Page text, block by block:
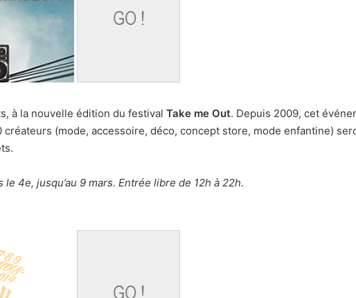
à la nouvelle édition du festival Take me Out. Depuis 2009, cet
(mode, accessoire, déco, concept store, mode enfantine)
4e, jusqu’au 9 mars. Entrée libre de 12h à 22h.